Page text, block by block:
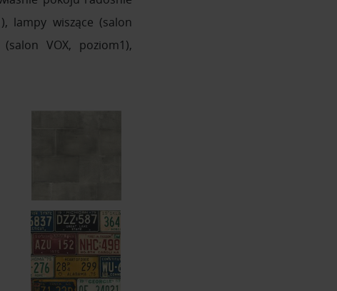
lampy wiszące (salon
VOX, poziom1),